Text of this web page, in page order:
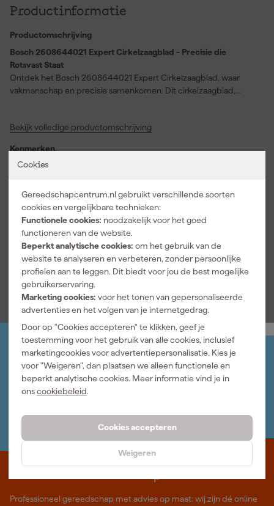
Cookies
Gereedschapcentrum.nl gebruikt verschillende soorten
cookies en vergelijkbare technieken:
Functionele cookies: noodzakelijk voor het goed
functioneren van de website.
Beperkt analytische cookies: om het gebruik van de
website te analyseren en verbeteren, zonder persoonlijke
profielen aan te leggen. Dit biedt voor jou de best mogelijke
gebruikerservaring.
Marketing cookies: voor het tonen van gepersonaliseerde
advertenties en het volgen van je internetgedrag.
Door op "Cookies accepteren" te klikken, geef je
toestemming voor het gebruik van alle cookies, inclusief
marketingcookies voor advertentiepersonalisatie. Kies je
voor "Weigeren", dan plaatsen we alleen functionele en
beperkt analytische cookies. Meer informatie vind je in
onscookiebeleid.
Cookies accepteren
Weigeren
Productinformatie
Productomschrijving
Bosch 2608644021 Expert Cirkelzaagblad - Precisie die
Rotsvast Staat
Ontdek het Bosch 2608644021 Expert Cirkelzaagblad, waar
vakmanschap en precisie samenkomen. Dit cirkelzaagblad,
snede. Met een diameter van 160mm en een zaagbladdikte van
voor langdurige scherpte, zodat je lang kunt doorwerken zonder
van 20mm. Of je nu een professioneel houtbewerker bent of een
enthousiaste doe-het-zelver, dit zaagblad levert altijd prestaties
die boven verwachting zijn. Met zijn duurzame ontwerp en
premium prestaties ga je met dit zaagblad voor ultiem gemak en
betrouwbaarheid.
Bekijk volledige productomschrijving
Kenmerken
Aantal tanden
Diameter zaagblad
Geschikt voor machine Cirkel- en invalzaag
Bekijk alle kenmerken
Jouw account
Log-in en beheer je bestellingen en gegevens
Nieuwsbrief
Inschrijven wekelijkse nieuwsbrief
Waar staat Gereedschapcentrum voor
Professioneel gereedschap met advies op maat: wij zijn dé online